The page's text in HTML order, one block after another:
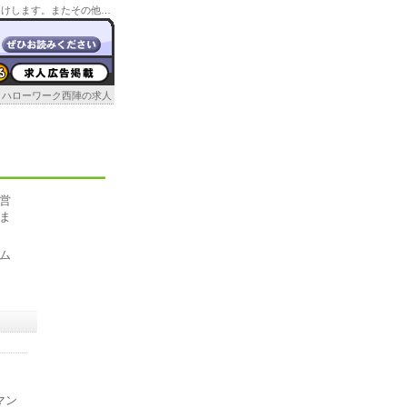
ハローワーク西陣の求人
ン